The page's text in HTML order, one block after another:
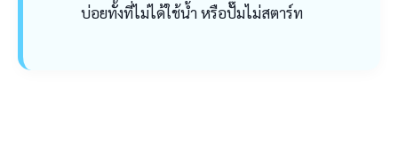
บ่อยทั้งที่ไม่ได้ใช้น้ำ หรือปั๊มไม่สตาร์ท